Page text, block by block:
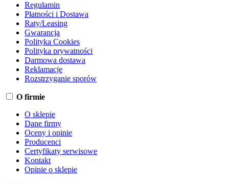
Regulamin
Płatności i Dostawa
Raty/Leasing
Gwarancja
Polityka Cookies
Polityka prywatności
Darmowa dostawa
Reklamacje
Rozstrzyganie sporów
O firmie
O sklepie
Dane firmy
Oceny i opinie
Producenci
Certyfikaty serwisowe
Kontakt
Opinie o sklepie